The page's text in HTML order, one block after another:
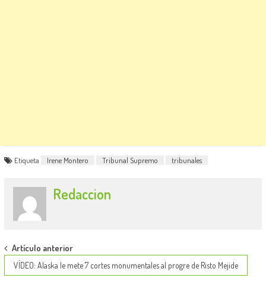
Etiqueta Irene Montero Tribunal Supremo tribunales
Redaccion
Post
navigation
Artículo anterior
VÍDEO: Alaska le mete 7 cortes monumentales al progre de Risto Mejide